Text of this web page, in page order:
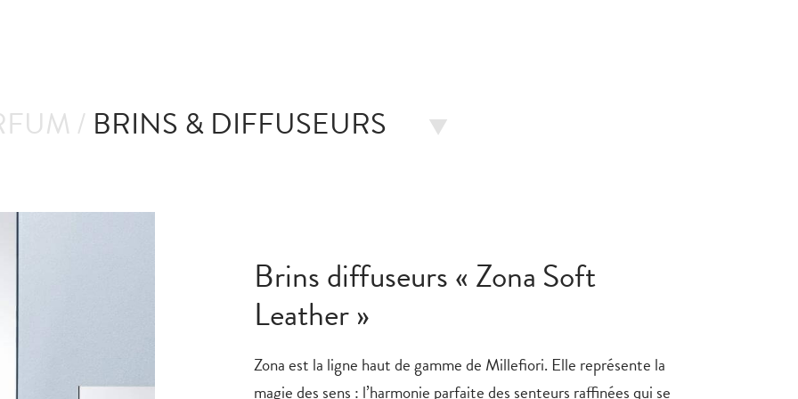
/ BRINS & DIFFUSEURS
Brins diffuseurs « Zona Soft
Leather »
Zona est la ligne haut de gamme de Millefiori. Elle représente la
magie des sens : l’harmonie parfaite des senteurs raffinées qui se